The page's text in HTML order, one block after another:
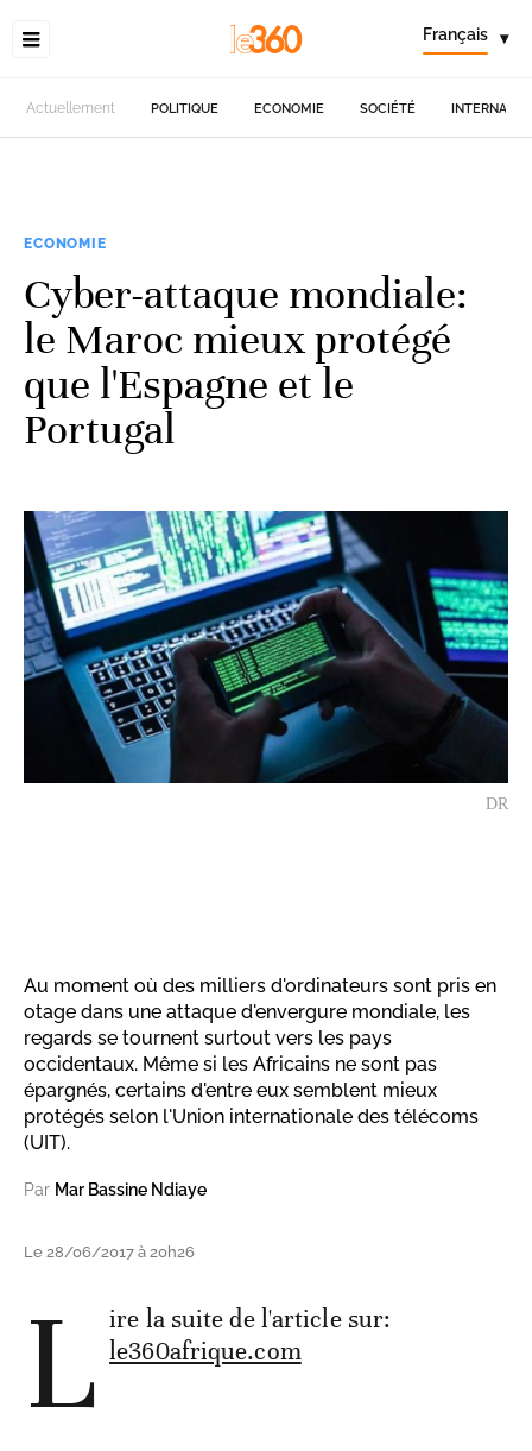
Français ▾
Actuellement POLITIQUE ECONOMIE SOCIÉTÉ
ECONOMIE
Cyber-attaque mondiale:
le Maroc mieux protégé
que l'Espagne et le
Portugal
DR
Au moment où des milliers d'ordinateurs sont pris en
otage dans une attaque d'envergure mondiale, les
regards se tournent surtout vers les pays
occidentaux. Même si les Africains ne sont pas
épargnés, certains d'entre eux semblent mieux
protégés selon l'Union internationale des télécoms
(UIT).
Par Mar Bassine Ndiaye
Le 28/06/2017 à 20h26
L ire la suite de l'article sur:
le360afrique.com